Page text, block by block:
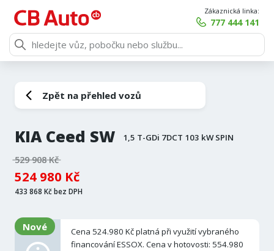
Zákaznická linka:
777 444 141
Zpět na přehled vozů
KIA Ceed SW 1,5 T-GDi 7DCT 103 kW SPIN
529 908 Kč
524 980 Kč
433 868 Kč bez DPH
Nové
Cena 524.980 Kč platná při využití vybraného
financování ESSOX. Cena v hotovosti: 554.980